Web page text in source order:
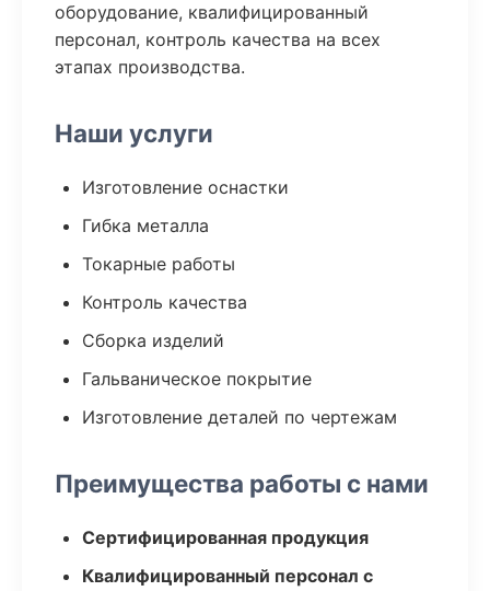
оборудование, квалифицированный
персонал, контроль качества на всех
этапах производства.
Наши услуги
Изготовление оснастки
Гибка металла
Токарные работы
Контроль качества
Сборка изделий
Гальваническое покрытие
Изготовление деталей по чертежам
Преимущества работы с нами
Сертифицированная продукция
Квалифицированный персонал с